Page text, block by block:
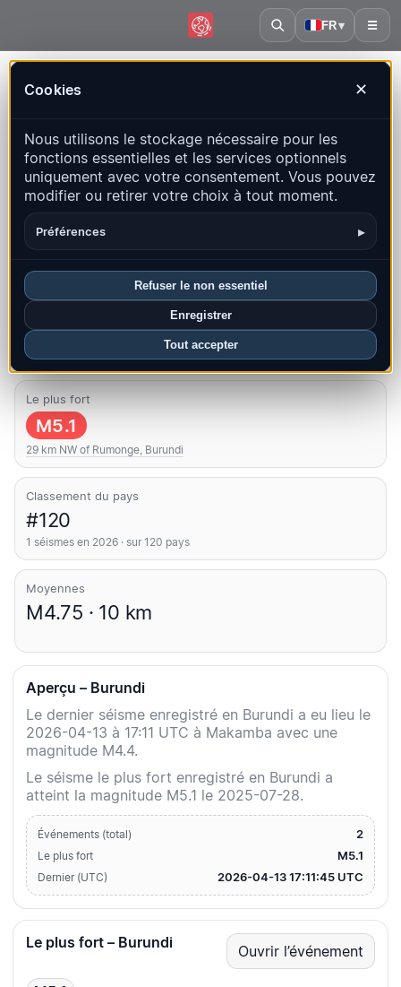
FR▾ ☰
Cookies ✕
Nous utilisons le stockage nécessaire pour les
fonctions essentielles et les services optionnels
uniquement avec votre consentement. Vous pouvez
modifier ou retirer votre choix à tout moment.
Préférences ▸
Refuser le non essentiel
Enregistrer
Tout accepter
Carte en direct, statistiques et événements récents
Ouvrir la carte historique Derniers dans ce pays
Aperçu
FAQ
Séismes ce mois-ci
0
Dernier UTC : 2026-04-13 17:11:45
Le plus fort
M5.1
29 km NW of Rumonge, Burundi
Classement du pays
#120
1 séismes en 2026 · sur 120 pays
Moyennes
M4.75 · 10 km
Aperçu – Burundi
Le dernier séisme enregistré en Burundi a eu lieu le
2026-04-13 à 17:11 UTC à Makamba avec une
magnitude M4.4.
Le séisme le plus fort enregistré en Burundi a
atteint la magnitude M5.1 le 2025-07-28.
Événements (total) 2
Le plus fort M5.1
Dernier (UTC) 2026-04-13 17:11:45 UTC
Le plus fort – Burundi Ouvrir l’événement